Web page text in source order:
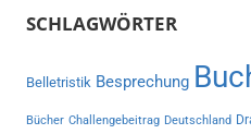
SCHLAGWÖRTER
Belletristik Besprechung
Bücher Challengebeitrag Deutschland